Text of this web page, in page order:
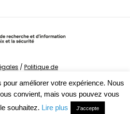
/ Politique de
améliorer votre expérience. Nous
convient, mais vous pouvez vous
souhaitez. Lire plus J'accepte